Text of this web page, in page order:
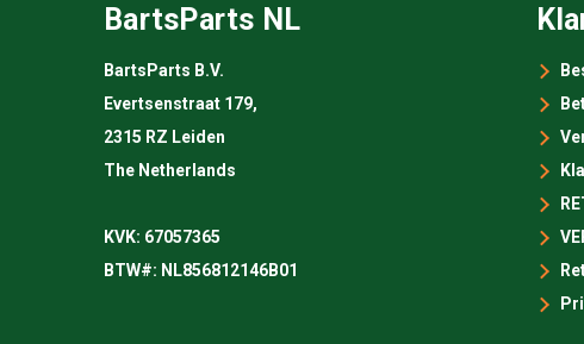
BartsParts NL
BartsParts B.V.
Evertsenstraat 179,
2315 RZ Leiden
The Netherlands
KVK: 67057365
BTW#: NL856812146B01